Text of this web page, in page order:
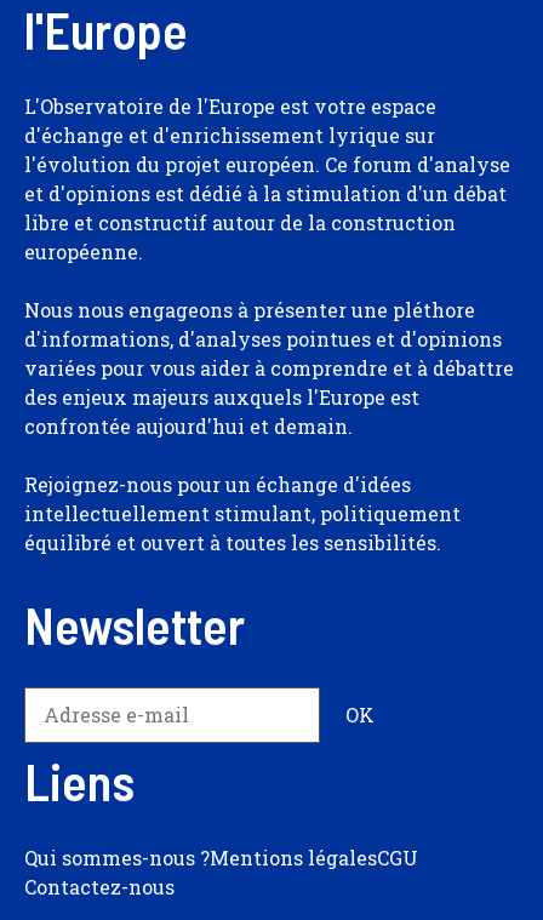
l'Europe
L'Observatoire de l'Europe est votre espace
d'échange et d'enrichissement lyrique sur
l'évolution du projet européen. Ce forum d'analyse
et d'opinions est dédié à la stimulation d'un débat
libre et constructif autour de la construction
européenne.
Nous nous engageons à présenter une pléthore
d'informations, d'analyses pointues et d'opinions
variées pour vous aider à comprendre et à débattre
des enjeux majeurs auxquels l'Europe est
confrontée aujourd'hui et demain.
Rejoignez-nous pour un échange d'idées
intellectuellement stimulant, politiquement
équilibré et ouvert à toutes les sensibilités.
Newsletter
Liens
Qui sommes-nous ?Mentions légalesCGU
Contactez-nous